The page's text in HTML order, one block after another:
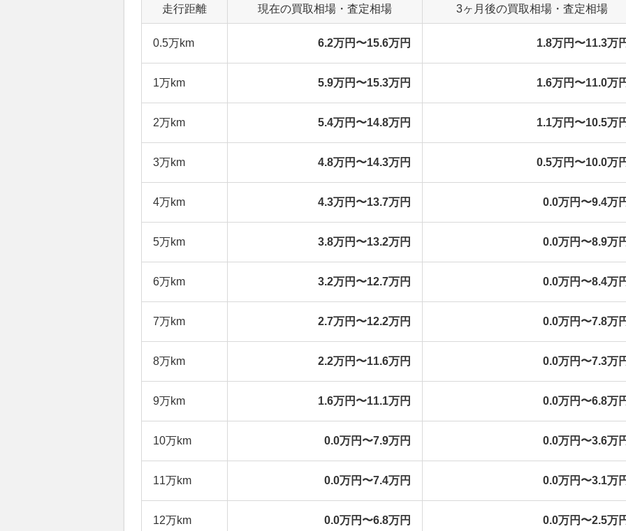
走行距離 現在の買取相場・査定相場 3ヶ月後の買取相場・査定相場
0.5万km 6.2万円〜15.6万円 1.8万円〜11.3万
1万km 5.9万円〜15.3万円 1.6万円〜11.0万
2万km 5.4万円〜14.8万円 1.1万円〜10.5万
3万km 4.8万円〜14.3万円 0.5万円〜10.0万
4万km 4.3万円〜13.7万円 0.0万円〜9.4万
5万km 3.8万円〜13.2万円 0.0万円〜8.9万
6万km 3.2万円〜12.7万円 0.0万円〜8.4万
7万km 2.7万円〜12.2万円 0.0万円〜7.8万
8万km 2.2万円〜11.6万円 0.0万円〜7.3万
9万km 1.6万円〜11.1万円 0.0万円〜6.8万
10万km 0.0万円〜7.9万円 0.0万円〜3.6万
11万km 0.0万円〜7.4万円 0.0万円〜3.1万
12万km 0.0万円〜6.8万円 0.0万円〜2.5万